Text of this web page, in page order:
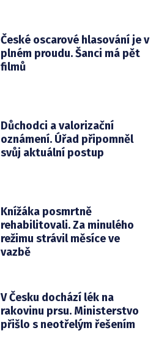
České oscarové hlasování je v
plném proudu. Šanci má pět
filmů
Důchodci a valorizační
oznámení. Úřad připomněl
svůj aktuální postup
Knížáka posmrtně
rehabilitovali. Za minulého
režimu strávil měsíce ve
vazbě
V Česku dochází lék na
rakovinu prsu. Ministerstvo
přišlo s neotřelým řešením